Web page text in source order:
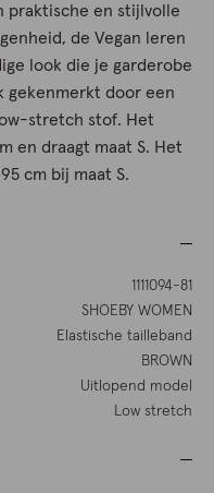
praktische en stijlvolle
de Vegan leren
look die je garderobe
gekenmerkt door een
stretch stof. Het
en draagt maat S. Het
cm bij maat S.
1111094-81
SHOEBY WOMEN
Elastische tailleband
BROWN
Uitlopend model
Low stretch